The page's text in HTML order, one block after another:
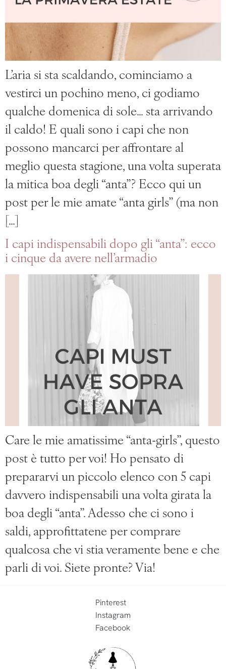
L’aria si sta scaldando, cominciamo a
vestirci un pochino meno, ci godiamo
qualche domenica di sole… sta arrivando
il caldo! E quali sono i capi che non
possono mancarci per affrontare al
meglio questa stagione, una volta superata
la mitica boa degli “anta”? Ecco qui un
post per le mie amate “anta girls” (ma non
[…]
I capi indispensabili dopo gli “anta”: ecco
i cinque da avere nell’armadio
Care le mie amatissime “anta-girls”, questo
post è tutto per voi! Ho pensato di
prepararvi un piccolo elenco con 5 capi
davvero indispensabili una volta girata la
boa degli “anta”. Adesso che ci sono i
saldi, approfittatene per comprare
qualcosa che vi stia veramente bene e che
parli di voi. Siete pronte? Via!
Pinterest
Instagram
Facebook